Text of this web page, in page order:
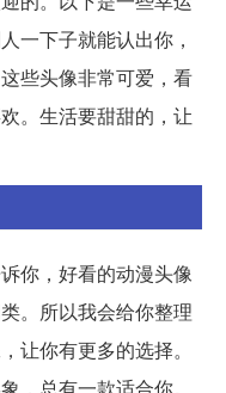
一下子就能认出你，
些头像非常可爱，看
。生活要甜甜的，让
你，好看的动漫头像
。所以我会给你整理
让你有更多的选择。
，总有一款适合你。